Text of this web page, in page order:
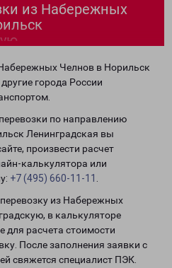
из Набережных
Челнов в Норильск
города России
по направлению
Ленинградская вы
произвести расчет
калькулятора или
+7 (495) 660-11-11
из Набережных
в калькуляторе
для расчета стоимости
После заполнения заявки с
свяжется специалист ПЭК.